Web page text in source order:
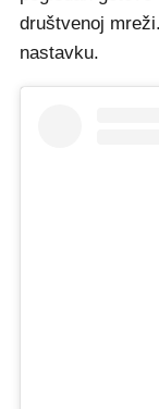
društvenoj
nastavku.